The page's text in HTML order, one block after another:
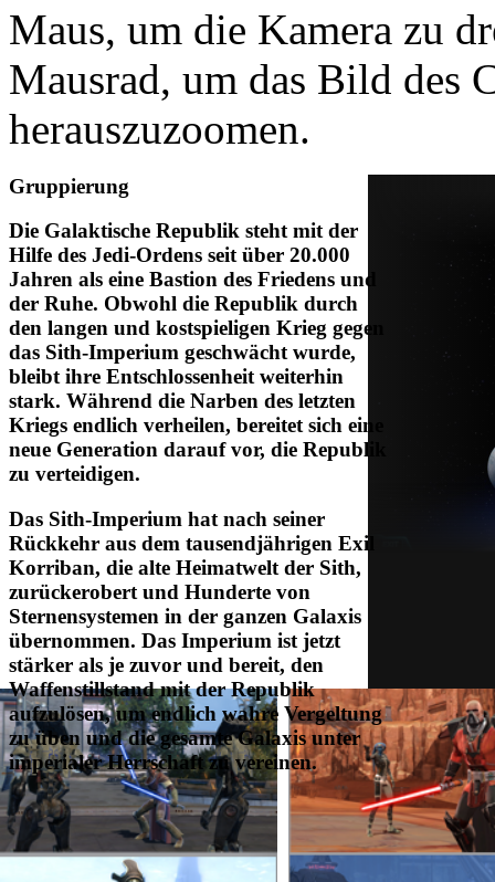
Maus, um die Kamera zu
Mausrad, um das Bild des
herauszuzoomen.
Gruppierung
Die Galaktische Republik steht mit der
Hilfe des Jedi-Ordens seit über 20.000
Jahren als eine Bastion des Friedens und
der Ruhe. Obwohl die Republik durch
den langen und kostspieligen Krieg gegen
das Sith-Imperium geschwächt wurde,
bleibt ihre Entschlossenheit weiterhin
stark. Während die Narben des letzten
Kriegs endlich verheilen, bereitet sich eine
neue Generation darauf vor, die Republik
zu verteidigen.
Das Sith-Imperium hat nach seiner
Rückkehr aus dem tausendjährigen Exil
Korriban, die alte Heimatwelt der Sith,
zurückerobert und Hunderte von
Sternensystemen in der ganzen Galaxis
übernommen. Das Imperium ist jetzt
stärker als je zuvor und bereit, den
Waffenstillstand mit der Republik
aufzulösen, um endlich wahre Vergeltung
zu üben und die gesamte Galaxis unter
imperialer Herrschaft zu vereinen.